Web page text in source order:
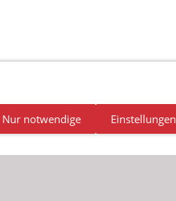
Nur notwendige Einstellungen